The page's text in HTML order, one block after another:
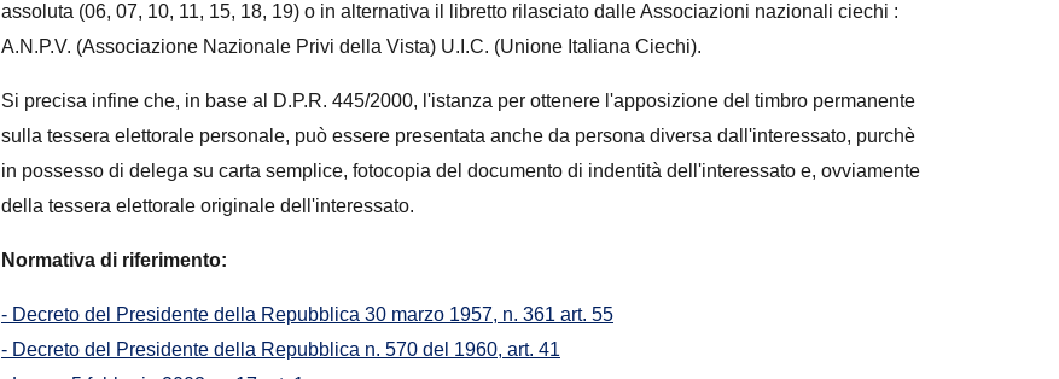
assoluta (06, 07, 10, 11, 15, 18, 19) o in alternativa il libretto rilasciato dalle Associazioni nazionali ciechi :
A.N.P.V. (Associazione Nazionale Privi della Vista) U.I.C. (Unione Italiana Ciechi).
Si precisa infine che, in base al D.P.R. 445/2000, l'istanza per ottenere l'apposizione del timbro permanente
sulla tessera elettorale personale, può essere presentata anche da persona diversa dall'interessato, purchè
in possesso di delega su carta semplice, fotocopia del documento di indentità dell'interessato e, ovviamente
della tessera elettorale originale dell'interessato.
Normativa di riferimento:
- Decreto del Presidente della Repubblica 30 marzo 1957, n. 361 art. 55
- Decreto del Presidente della Repubblica n. 570 del 1960, art. 41